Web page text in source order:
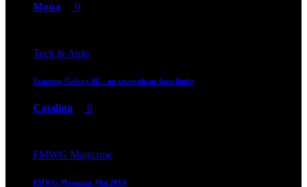
Mona 0
Tech & Auto
Samsung Galaxy S8 – un smartphone fara limite
Catalina 0
FMWG Magazine
FMWG Magazine Mai 2014